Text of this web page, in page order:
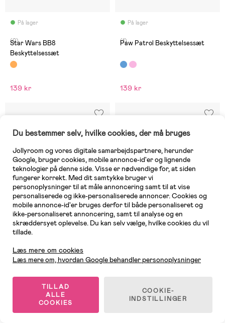
På lager
(0)
Star Wars BB8
Beskyttelsessæt
139 kr
På lager
(1)
Paw Patrol Beskyttelsessæt
139 kr
På lager
Du bestemmer selv, hvilke cookies, der må bruges
Jollyroom og vores digitale samarbejdspartnere, herunder
Google, bruger cookies, mobile annonce-id'er og lignende
teknologier på denne side. Visse er nødvendige for, at siden
fungerer korrekt. Med dit samtykke bruger vi
personoplysninger til at måle annoncering samt til at vise
personaliserede og ikke-personaliserede annoncer. Cookies og
mobile annonce-id'er bruges derfor til både personaliseret og
ikke-personaliseret annoncering, samt til analyse og en
skræddersyet oplevelse. Du kan selv vælge, hvilke cookies du vil
tillade.
Læs mere om cookies
Læs mere om, hvordan Google behandler personoplysninger
TILLAD
ALLE
COOKIES
COOKIE-
INDSTILLINGER